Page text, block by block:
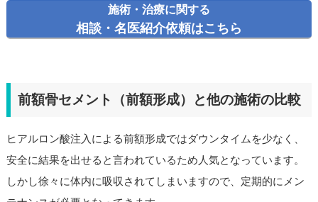
施術・治療に関する
相談・名医紹介依頼はこちら
前額骨セメント（前額形成）と他の施術の比較
ヒアルロン酸注入による前額形成ではダウンタイムを少なく、
安全に結果を出せると言われているため人気となっています。
しかし徐々に体内に吸収されてしまいますので、定期的にメン